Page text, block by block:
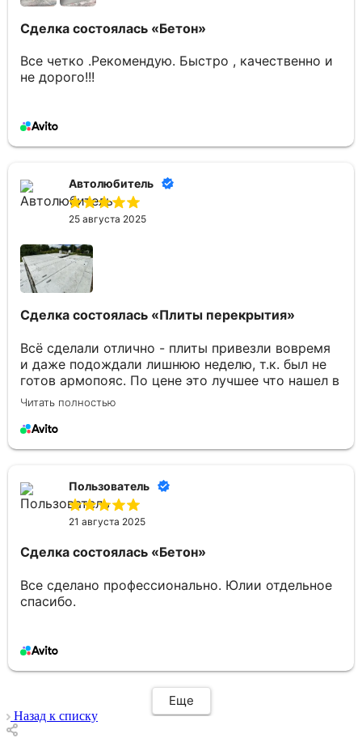
Сделка состоялась «Бетон»
Все четко .Рекомендую. Быстро , качественно и
не дорого!!!
Автолюбитель
25 августа 2025
Сделка состоялась «Плиты перекрытия»
Всё сделали отлично - плиты привезли вовремя
и даже подождали лишнюю неделю, т.к. был не
готов армопояс. По цене это лучшее что нашел в
Брянске. Отдельное спасибо Юлии за
доставки.
Читать полностью
Пользователь
21 августа 2025
Сделка состоялась «Бетон»
Все сделано профессионально. Юлии отдельное
спасибо.
Еще
Назад к списку